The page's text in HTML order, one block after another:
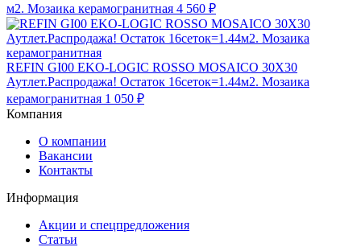
м2. Мозаика керамогранитная 4 560 ₽
REFIN GI00 EKO-LOGIC ROSSO MOSAICO 30X30
Аутлет.Распродажа! Остаток 16сеток=1.44м2. Мозаика
керамогранитная 1 050 ₽
Компания
О компании
Вакансии
Контакты
Информация
Акции и спецпредложения
Статьи